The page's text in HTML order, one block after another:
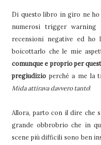
Di questo libro in giro ne
numerosi trigger warning
recensioni negative ed
boicottarlo che le mie
comunque e proprio per
pregiudizio perché a me la
Mida attirava davvero tanto!
Allora, parto con il dire che
grande obbrobrio che in
scene più difficili sono ben